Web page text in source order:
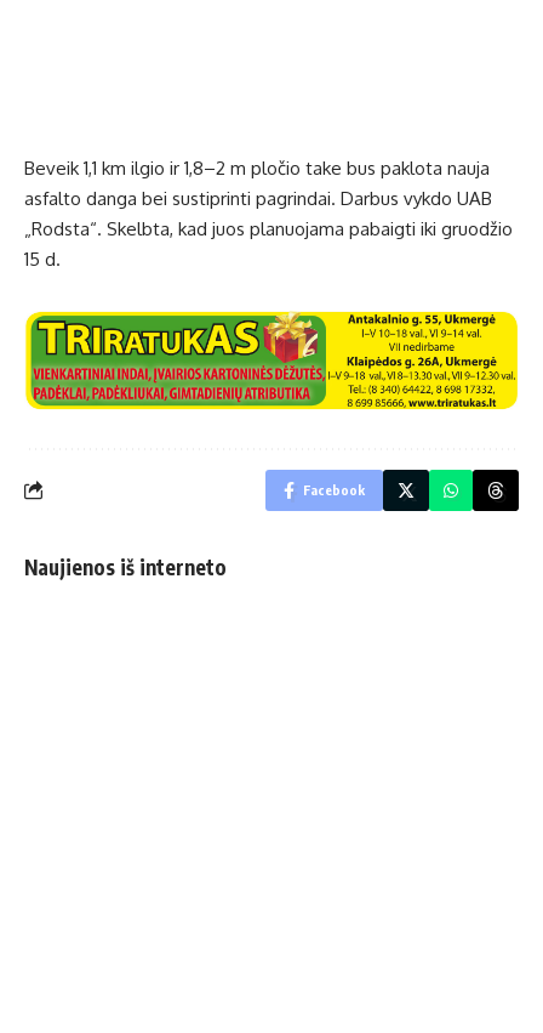
Beveik 1,1 km ilgio ir 1,8–2 m pločio take bus paklota nauja
asfalto danga bei sustiprinti pagrindai. Darbus vykdo UAB
„Rodsta“. Skelbta, kad juos planuojama pabaigti iki gruodžio
15 d.
Facebook
Naujienos iš interneto